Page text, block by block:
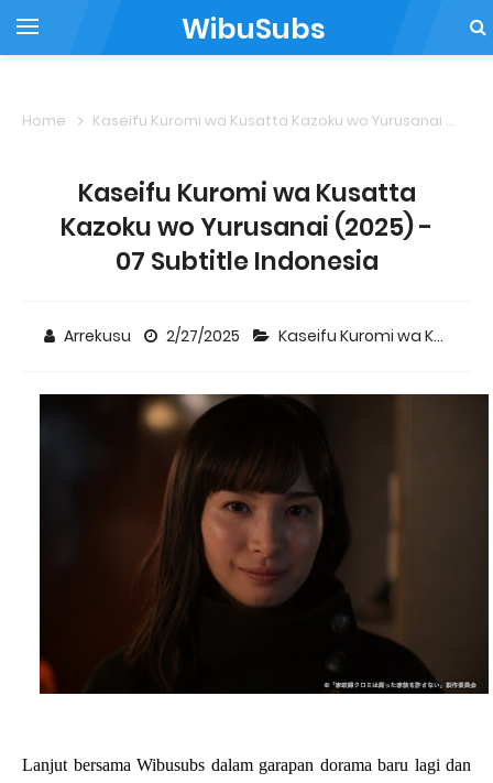
WibuSubs
Home Kaseifu Kuromi wa Kusatta Kazoku wo Yurusanai
Kaseifu Kuromi wa Kusatta
Kazoku wo Yurusanai (2025) -
07 Subtitle Indonesia
Arrekusu 2/27/2025 Kaseifu Kuromi wa Kusatta Kazoku wo Yurusanai
Lanjut bersama Wibusubs dalam garapan dorama baru lagi dan